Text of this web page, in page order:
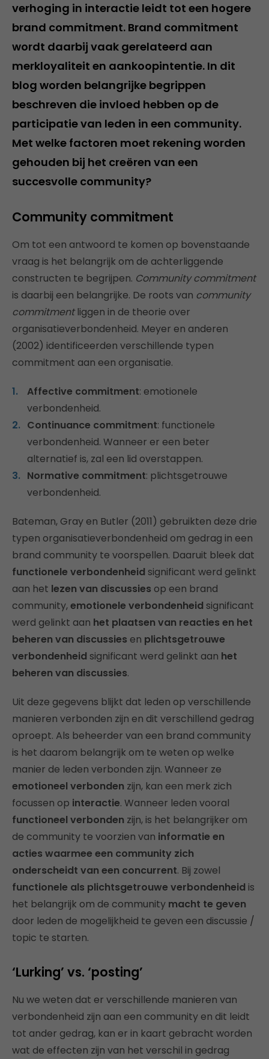
verhoging in interactie leidt tot een hogere
brand commitment. Brand commitment
wordt daarbij vaak gerelateerd aan
merkloyaliteit en aankoopintentie. In dit
blog worden belangrijke begrippen
beschreven die invloed hebben op de
participatie van leden in een community.
Met welke factoren moet rekening worden
gehouden bij het creëren van een
succesvolle community?
Community commitment
Om tot een antwoord te komen op bovenstaande
vraag is het belangrijk om de achterliggende
constructen te begrijpen. Community commitment
is daarbij een belangrijke. De roots van community
commitmentliggen in de theorie over
organisatieverbondenheid. Meyer en anderen
(2002) identificeerden verschillende typen
commitment aan een organisatie.
Affective commitment: emotionele
verbondenheid.
Continuance commitment: functionele
verbondenheid. Wanneer er een beter
alternatief is, zal een lid overstappen.
Normative commitment: plichtsgetrouwe
verbondenheid.
Bateman, Gray en Butler (2011) gebruikten deze drie
typen organisatieverbondenheid om gedrag in een
brand community te voorspellen. Daaruit bleek dat
functionele verbondenheid significant werd gelinkt
aan het lezen van discussies op een brand
community,emotionele verbondenheid significant
werd gelinkt aan het plaatsen van reacties en het
beheren van discussies en plichtsgetrouwe
verbondenheid significant werd gelinkt aan het
beheren van discussies.
Uit deze gegevens blijkt dat leden op verschillende
manieren verbonden zijn en dit verschillend gedrag
oproept. Als beheerder van een brand community
is het daarom belangrijk om te weten op welke
manier de leden verbonden zijn. Wanneer ze
emotioneel verbonden zijn, kan een merk zich
focussen op interactie. Wanneer leden vooral
functioneel verbonden zijn, is het belangrijker om
de community te voorzien van informatie en
acties waarmee een community zich
onderscheidt van een concurrent. Bij zowel
functionele als plichtsgetrouwe verbondenheid is
het belangrijk om de community macht te geven
door leden de mogelijkheid te geven een discussie /
topic te starten.
‘Lurking’ vs. ‘posting’
Nu we weten dat er verschillende manieren van
verbondenheid zijn aan een community en dit leidt
tot ander gedrag, kan er in kaart gebracht worden
wat de effecten zijn van het verschil in gedrag